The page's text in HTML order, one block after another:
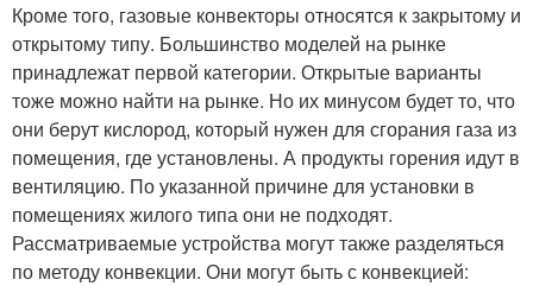
Кроме того, газовые конвекторы относятся к закрытому и
открытому типу. Большинство моделей на рынке
принадлежат первой категории. Открытые варианты
тоже можно найти на рынке. Но их минусом будет то, что
они берут кислород, который нужен для сгорания газа из
помещения, где установлены. А продукты горения идут в
вентиляцию. По указанной причине для установки в
помещениях жилого типа они не подходят.
Рассматриваемые устройства могут также разделяться
по методу конвекции. Они могут быть с конвекцией: